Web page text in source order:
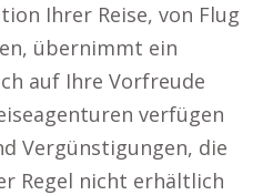
Ihrer Reise, von Flug
übernimmt ein
auf Ihre Vorfreude
verfügen
Vergünstigungen, die
Regel nicht erhältlich